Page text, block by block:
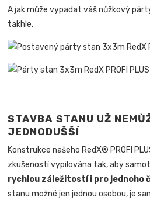
A jak může vypadat váš nůžkový
takhle.
STAVBA STANU UŽ
JEDNODUŠŠÍ
Konstrukce našeho RedX® PROFI
zkušeností vypilována tak, aby
rychlou záležitostí i pro jednoho
stanu možné jen jednou osobou, je